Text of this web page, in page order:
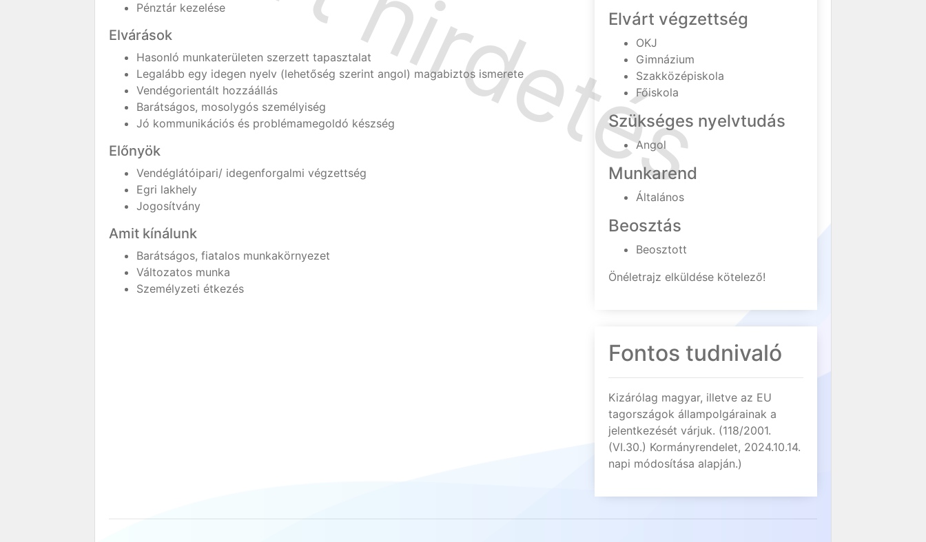
Pénztár kezelése
Elvárások
Hasonló munkaterületen szerzett tapasztalat
Legalább egy idegen nyelv (lehetőség szerint angol) magabiztos ismerete
Vendégorientált hozzáállás
Barátságos, mosolygós személyiség
Jó kommunikációs és problémamegoldó készség
Előnyök
Vendéglátóipari/ idegenforgalmi végzettség
Egri lakhely
Jogosítvány
Amit kínálunk
Barátságos, fiatalos munkakörnyezet
Változatos munka
Személyzeti étkezés
Elvárt végzettség
OKJ
Gimnázium
Szakközépiskola
Főiskola
Szükséges nyelvtudás
Angol
Munkarend
Általános
Beosztás
Beosztott
Önéletrajz elküldése kötelező!
Fontos tudnivaló
Kizárólag magyar, illetve az EU
tagországok állampolgárainak a
jelentkezését várjuk. (118/2001.
(VI.30.) Kormányrendelet, 2024.10.14.
napi módosítása alapján.)